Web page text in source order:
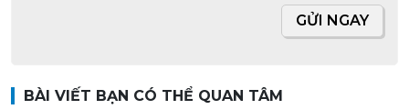
GỬI NGAY
BÀI VIẾT BẠN CÓ THỂ QUAN TÂM